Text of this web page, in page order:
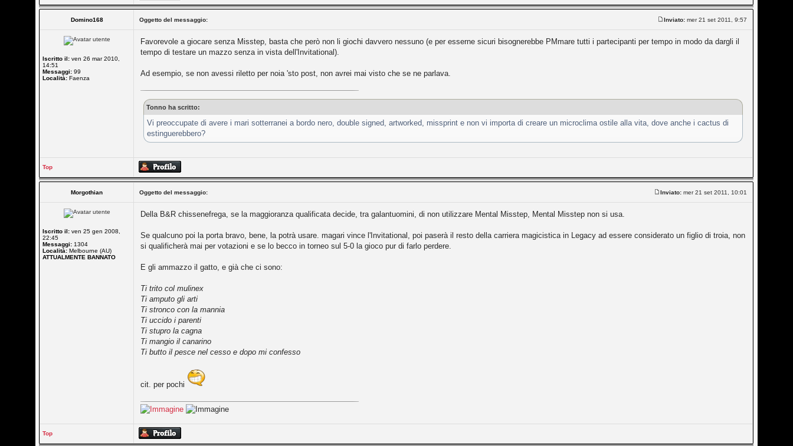
Domino168 Oggetto del messaggio: Inviato: mer 21 set 2011, 9:57
Iscritto il: ven 26 mar 2010,
14:51
Messaggi: 99
Località: Faenza
Favorevole a giocare senza Misstep, basta che però non li giochi davvero nessuno (e per esserne sicuri bisognerebbe PMmare tutti i partecipanti per tempo in modo da dargli il
tempo di testare un mazzo senza in vista dell'Invitational).
Ad esempio, se non avessi riletto per noia 'sto post, non avrei mai visto che se ne parlava.
Tonno ha scritto:
Vi preoccupate di avere i mari sotterranei a bordo nero, double signed, artworked, missprint e non vi importa di creare un microclima ostile alla vita, dove anche i cactus di
estinguerebbero?
Top
Morgothian Oggetto del messaggio: Inviato: mer 21 set 2011, 10:01
Iscritto il: ven 25 gen 2008,
22:45
Messaggi: 1304
Località: Melbourne (AU)
ATTUALMENTE BANNATO
Della B&R chissenefrega, se la maggioranza qualificata decide, tra galantuomini, di non utilizzare Mental Misstep, Mental Misstep non si usa.
Se qualcuno poi la porta bravo, bene, la potrà usare. magari vince l'Invitational, poi paserà il resto della carriera magicistica in Legacy ad essere considerato un figlio di troia, non
si qualificherà mai per votazioni e se lo becco in torneo sul 5-0 la gioco pur di farlo perdere.
E gli ammazzo il gatto, e già che ci sono:
Ti trito col mulinex
Ti amputo gli arti
Ti stronco con la mannia
Ti uccido i parenti
Ti stupro la cagna
Ti mangio il canarino
Ti butto il pesce nel cesso e dopo mi confesso
cit. per pochi
Top